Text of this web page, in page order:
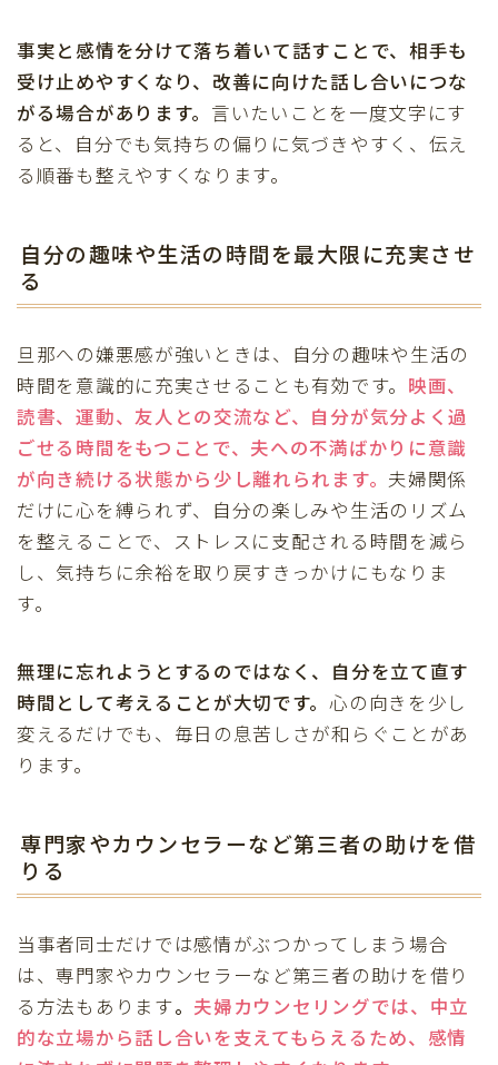
事実と感情を分けて落ち着いて話すことで、相手も
受け止めやすくなり、改善に向けた話し合いにつな
がる場合があります。 言いたいことを一度文字にす
ると、自分でも気持ちの偏りに気づきやすく、伝え
る順番も整えやすくなります。
自分の趣味や生活の時間を最大限に充実させ
る
旦那への嫌悪感が強いときは、自分の趣味や生活の
時間を意識的に充実させることも有効です。 映画、
読書、運動、友人との交流など、自分が気分よく過
ごせる時間をもつことで、夫への不満ばかりに意識
が向き続ける状態から少し離れられます。 夫婦関係
だけに心を縛られず、自分の楽しみや生活のリズム
を整えることで、ストレスに支配される時間を減ら
し、気持ちに余裕を取り戻すきっかけにもなりま
す。
無理に忘れようとするのではなく、自分を立て直す
時間として考えることが大切です。心の向きを少し
変えるだけでも、毎日の息苦しさが和らぐことがあ
ります。
専門家やカウンセラーなど第三者の助けを借
りる
当事者同士だけでは感情がぶつかってしまう場合
は、専門家やカウンセラーなど第三者の助けを借り
る方法もあります。 夫婦カウンセリングでは、中立
的な立場から話し合いを支えてもらえるため、感情